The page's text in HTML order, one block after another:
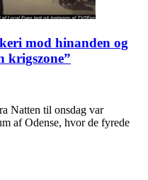
mod hinanden og
krigszone”
Natten til onsdag var
af Odense, hvor de fyrede